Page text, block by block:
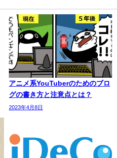
アニメ系YouTuberのためのブロ
グの書き方と注意点とは？
2023年4月8日